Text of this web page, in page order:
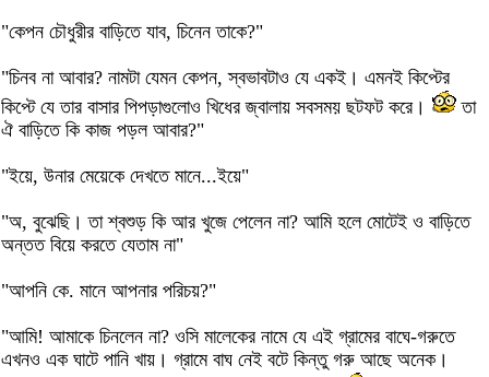
"কেপন চৌধুরীর বাড়িতে যাব, চিনেন তাকে?"
"চিনব না আবার? নামটা যেমন কেপন, স্বভাবটাও যে একই। এমনই কিপ্টের
কিপ্টে যে তার বাসার পিপড়াগুলোও খিধের জ্বালায় সবসময় ছটফট করে।
তা
ঐ বাড়িতে কি কাজ পড়ল আবার?"
"ইয়ে, উনার মেয়েকে দেখতে মানে...ইয়ে"
"অ, বুঝেছি। তা শ্বশুড় কি আর খুজে পেলেন না? আমি হলে মোটেই ও বাড়িতে
অন্তত বিয়ে করতে যেতাম না"
"আপনি কে. মানে আপনার পরিচয়?"
"আমি! আমাকে চিনলেন না? ওসি মালেকের নামে যে এই গ্রামের বাঘে-গরুতে
এখনও এক ঘাটে পানি খায়। গ্রামে বাঘ নেই বটে কিন্তু গরু আছে অনেক।